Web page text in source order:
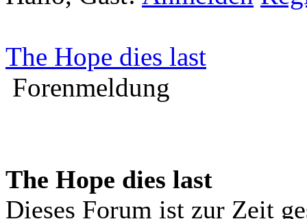
The Hope dies last
Forenmeldung
The Hope dies last
Dieses Forum ist zur Zeit